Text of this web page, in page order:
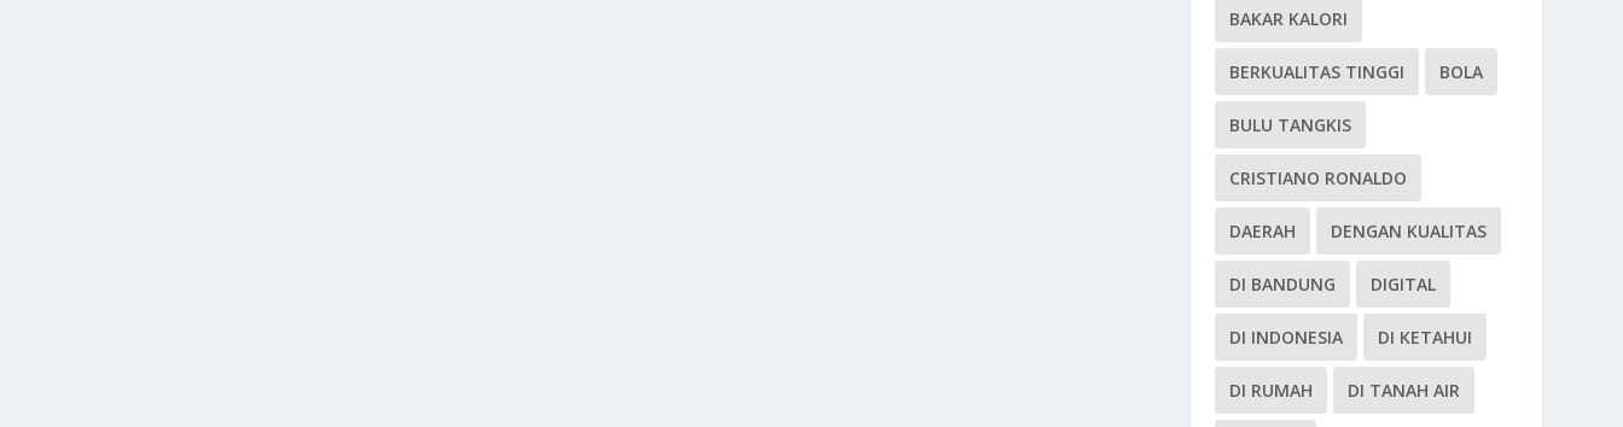
BAKAR KALORI
BERKUALITAS TINGGI BOLA
BULU TANGKIS
CRISTIANO RONALDO
DAERAH DENGAN KUALITAS
DI BANDUNG DIGITAL
DI INDONESIA DI KETAHUI
DI RUMAH DI TANAH AIR